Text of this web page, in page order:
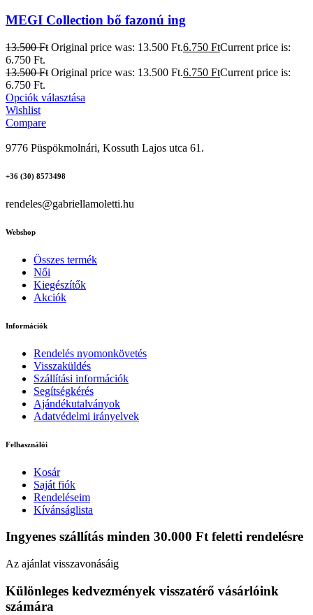
MEGI Collection bő fazonú ing
13.500Ft Original price was: 13.500 Ft.6.750 FtCurrent price is:
6.750 Ft.
13.500Ft Original price was: 13.500 Ft.6.750 FtCurrent price is:
6.750 Ft.
Opciók választása
Wishlist
Compare
9776 Püspökmolnári, Kossuth Lajos utca 61.
+36 (30) 8573498
rendeles@gabriellamoletti.hu
Webshop
Összes termék
Női
Kiegészítők
Akciók
Információk
Rendelés nyomonkövetés
Visszaküldés
Szállítási információk
Segítségkérés
Ajándékutalványok
Adatvédelmi irányelvek
Felhasználói
Kosár
Saját fiók
Rendeléseim
Kívánságlista
Ingyenes szállítás minden 30.000 Ft feletti rendelésre
Az ajánlat visszavonásáig
Különleges kedvezmények visszatérő vásárlóink
számára